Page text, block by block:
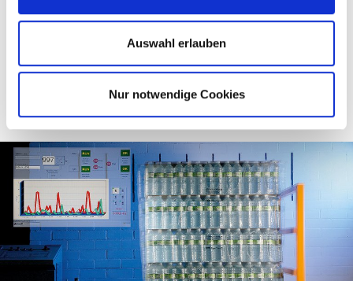
Auswahl erlauben
Nur notwendige Cookies
长期节约的个性化方案
基于几十年的经验和在我们的客户测试中心进行的大量
的目的。 我们很乐意为您的个性化需求找到最经济的解